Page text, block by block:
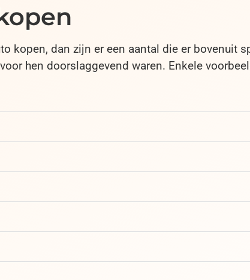
kopen, dan zijn er een aantal die er bovenuit
hen doorslaggevend waren. Enkele